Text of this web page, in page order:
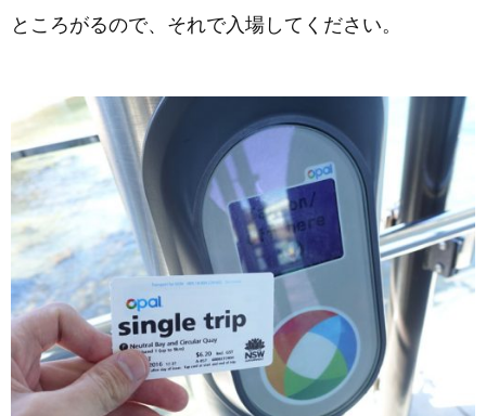
ところがるので、それで入場してください。